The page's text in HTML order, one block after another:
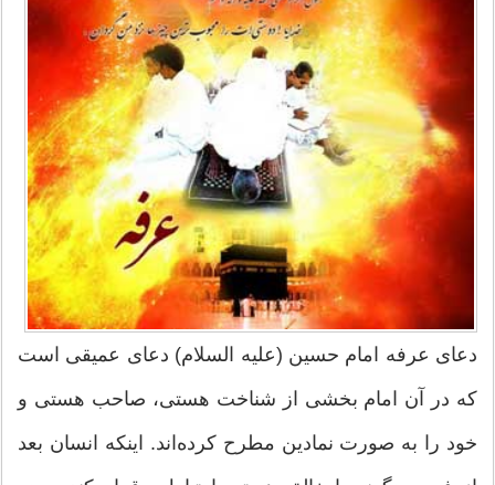
دعای عرفه امام حسین (علیه السلام) دعای عمیقی است
که در آن امام بخشی از شناخت هستی، صاحب هستی و
خود را به صورت نمادین مطرح کرده‌اند. اینکه انسان بعد